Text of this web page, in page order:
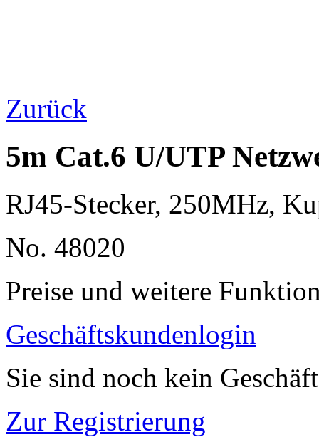
Zurück
5m Cat.6 U/UTP
RJ45-Stecker, 250MHz,
No. 48020
Preise und weitere
Geschäftskundenlogin
Sie sind noch kein
Zur Registrierung